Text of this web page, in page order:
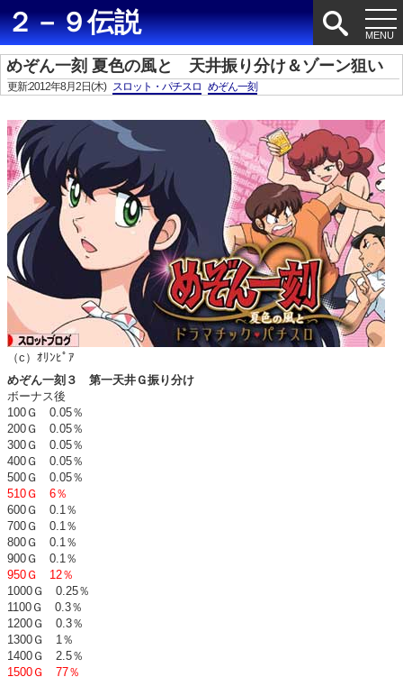
２－９伝説
めぞん一刻 夏色の風と 天井振り分け＆ゾーン狙い
更新:2012年8月2日(木) スロット・パチスロ めぞん一刻
（c）ｵﾘﾝﾋﾟｱ
めぞん一刻３ 第一天井Ｇ振り分け
ボーナス後
100Ｇ 0.05％
200Ｇ 0.05％
300Ｇ 0.05％
400Ｇ 0.05％
500Ｇ 0.05％
510Ｇ 6％
600Ｇ 0.1％
700Ｇ 0.1％
800Ｇ 0.1％
900Ｇ 0.1％
950Ｇ 12％
1000Ｇ 0.25％
1100Ｇ 0.3％
1200Ｇ 0.3％
1300Ｇ 1％
1400Ｇ 2.5％
1500Ｇ 77％